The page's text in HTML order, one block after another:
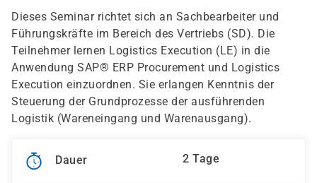
Dieses Seminar richtet sich an Sachbearbeiter und
Führungskräfte im Bereich des Vertriebs (SD). Die
Teilnehmer lernen Logistics Execution (LE) in die
Anwendung SAP® ERP Procurement und Logistics
Execution einzuordnen. Sie erlangen Kenntnis der
Steuerung der Grundprozesse der ausführenden
Logistik (Wareneingang und Warenausgang).
Dauer 2 Tage